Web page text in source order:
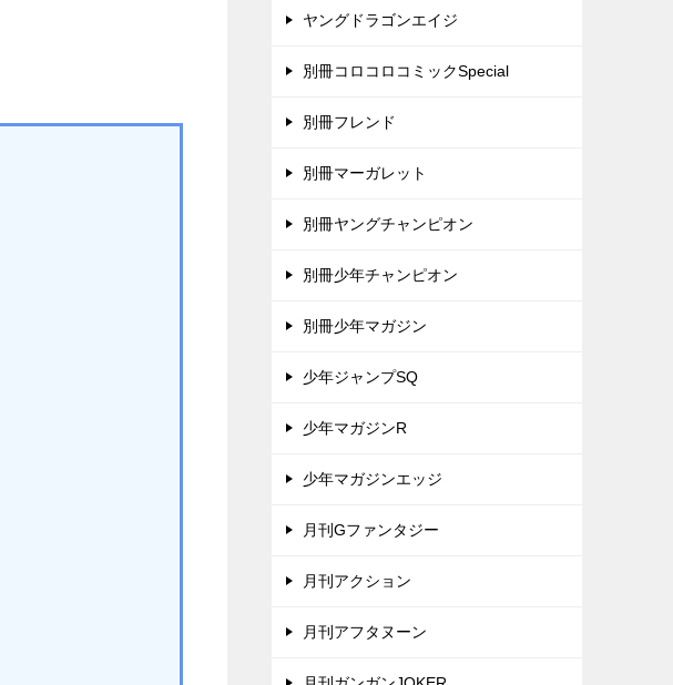
ヤングドラゴンエイジ
別冊コロコロコミックSpecial
別冊フレンド
別冊マーガレット
別冊ヤングチャンピオン
別冊少年チャンピオン
別冊少年マガジン
少年ジャンプSQ
少年マガジンR
少年マガジンエッジ
月刊Gファンタジー
月刊アクション
月刊アフタヌーン